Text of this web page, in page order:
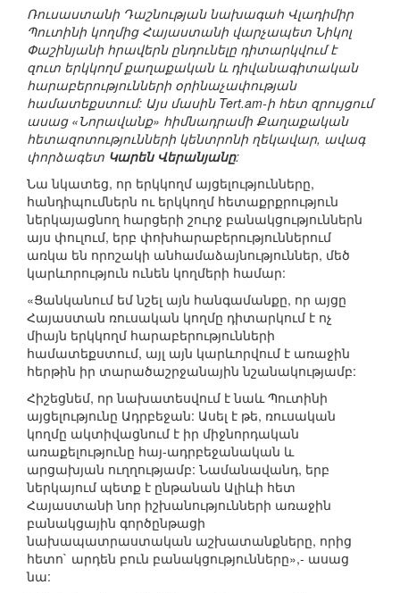
Ռուսաստանի Դաշնության նախագահ Վլադիմիր
Պուտինի կողմից Հայաստանի վարչապետ Նիկոլ
Փաշինյանի հրավերն ընդունելը դիտարկվում է
զուտ երկկողմ քաղաքական և դիվանագիտական
հարաբերությունների օրինաչափության
համատեքստում: Այս մասին Tert.am-ի հետ զրույցում
ասաց «Նորավանք» հիմնադրամի Քաղաքական
հետազոտությունների կենտրոնի ղեկավար, ավագ
փորձագետ Կարեն Վերանյանը:
Նա նկատեց, որ երկկողմ այցելությունները,
հանդիպումներն ու երկկողմ հետաքրքրություն
ներկայացնող հարցերի շուրջ բանակցություններն
այս փուլում, երբ փոխհարաբերություններում
առկա են որոշակի անհամաձայնություններ, մեծ
կարևորություն ունեն կողմերի համար:
«Ցանկանում եմ նշել այն հանգամանքը, որ այցը
Հայաստան ռուսական կողմը դիտարկում է ոչ
միայն երկկողմ հարաբերությունների
համատեքստում, այլ այն կարևորվում է առաջին
հերթին իր տարածաշրջանային նշանակությամբ:
Հիշեցնեմ, որ նախատեսվում է նաև Պուտինի
այցելությունը Ադրբեջան: Ասել է թե, ռուսական
կողմը ակտիվացնում է իր միջնորդական
առաքելությունը հայ-ադրբեջանական և
արցախյան ուղղությամբ: Նամանավանդ, երբ
ներկայում պետք է ընթանան Ալիևի հետ
Հայաստանի նոր իշխանությունների առաջին
բանակցային գործընթացի
նախապատրաստական աշխատանքները, որից
հետո` արդեն բուն բանակցությունները»,- ասաց
նա: